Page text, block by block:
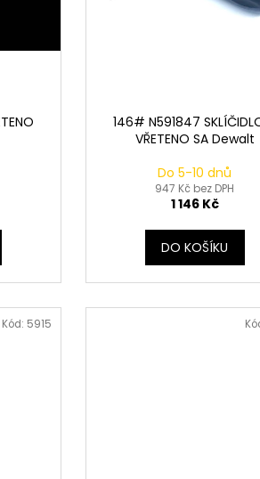
146# N591847
VŘETENO SA Dewalt
Do 5-10 dnů
947 Kč bez DPH
1 146 Kč
DO KOŠÍKU
Kód: 5915